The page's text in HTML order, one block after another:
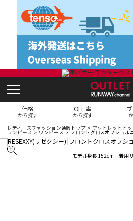
価格
から探す
OFF 率
から探す
レディースファッション通販トップ アウトレットト
ワンピース ワンピース フロントクロスオフショル
モデル身長 152cm 着用